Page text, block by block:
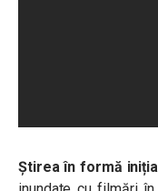
Știrea în formă